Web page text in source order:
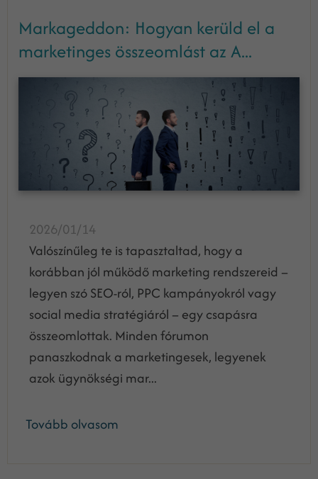
Markageddon: Hogyan kerüld el a
marketinges összeomlást az A...
2026/01/14
Valószínűleg te is tapasztaltad, hogy a
korábban jól működő marketing rendszereid –
legyen szó SEO-ról, PPC kampányokról vagy
social media stratégiáról – egy csapásra
összeomlottak. Minden fórumon
panaszkodnak a marketingesek, legyenek
azok ügynökségi mar...
Tovább olvasom